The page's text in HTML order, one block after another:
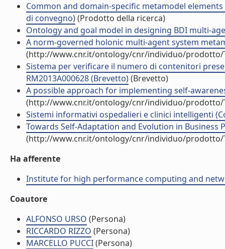
Common and domain-specific metamodel
di convegno)(Prodotto della ricerca)
Ontology and goal model in designing BDI multi-
A norm-governed holonic multi-agent system
(http://www.cnr.it/ontology/cnr/individuo/prodotto/
Sistema per verificare il numero di contenitori
RM2013A000628 (Brevetto)(Brevetto)
A possible approach for implementing self-
(http://www.cnr.it/ontology/cnr/individuo/prodotto/
Sistemi informativi ospedalieri e clinici intelligenti
Towards Self-Adaptation and Evolution in
(http://www.cnr.it/ontology/cnr/individuo/prodotto/
Ha afferente
Institute for high performance computing and
Coautore
ALFONSO URSO (Persona)
RICCARDO RIZZO (Persona)
MARCELLO PUCCI(Persona)